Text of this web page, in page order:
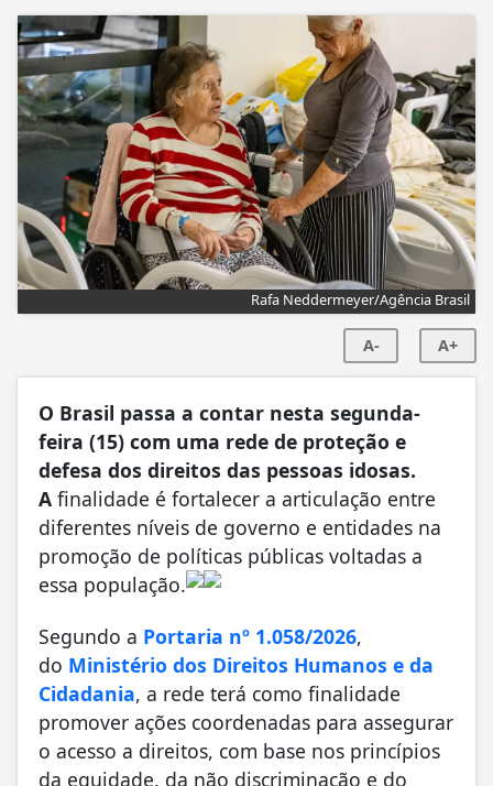
Rafa Neddermeyer/Agência Brasil
A- A+
O Brasil passa a contar nesta segunda-
feira (15) com uma rede de proteção e
defesa dos direitos das pessoas idosas.
A finalidade é fortalecer a articulação entre
diferentes níveis de governo e entidades na
promoção de políticas públicas voltadas a
essa população.
Segundo a Portaria nº 1.058/2026,
do Ministério dos Direitos Humanos e da
Cidadania, a rede terá como finalidade
promover ações coordenadas para assegurar
o acesso a direitos, com base nos princípios
da equidade, da não discriminação e do